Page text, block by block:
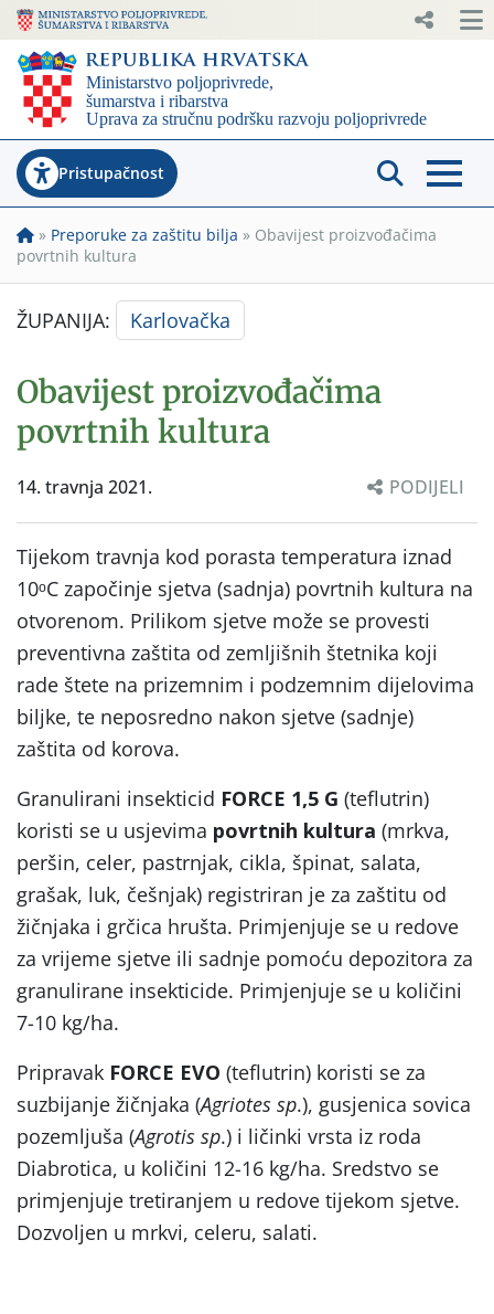
Pristupačnost
» Preporuke za zaštitu bilja » Obavijest proizvođačima
povrtnih kultura
ŽUPANIJA: Karlovačka
Obavijest proizvođačima
povrtnih kultura
14. travnja 2021. PODIJELI
Tijekom travnja kod porasta temperatura iznad
10ᵒC započinje sjetva (sadnja) povrtnih kultura na
otvorenom. Prilikom sjetve može se provesti
preventivna zaštita od zemljišnih štetnika koji
rade štete na prizemnim i podzemnim dijelovima
biljke, te neposredno nakon sjetve (sadnje)
zaštita od korova.
Granulirani insekticid FORCE 1,5 G (teflutrin)
koristi se u usjevima povrtnih kultura (mrkva,
peršin, celer, pastrnjak, cikla, špinat, salata,
grašak, luk, češnjak) registriran je za zaštitu od
žičnjaka i grčica hrušta. Primjenjuje se u redove
za vrijeme sjetve ili sadnje pomoću depozitora za
granulirane insekticide. Primjenjuje se u količini
7-10 kg/ha.
Pripravak FORCE EVO (teflutrin) koristi se za
suzbijanje žičnjaka (Agriotes sp.), gusjenica sovica
pozemljuša (Agrotis sp.) i ličinki vrsta iz roda
Diabrotica, u količini 12-16 kg/ha. Sredstvo se
primjenjuje tretiranjem u redove tijekom sjetve.
Dozvoljen u mrkvi, celeru, salati.